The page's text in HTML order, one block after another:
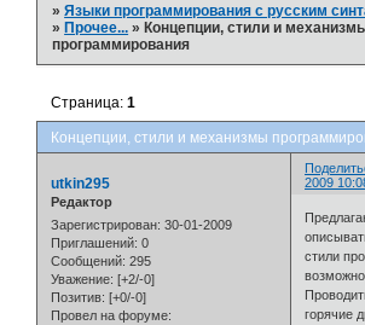
»Языки программирования с русским
»Прочее... »Концепции, стили и
программирования
Концепции, стили и механизмы
Страница:1
2009
utkin295
Редактор
Зарегистрирован: 30-01-2009
Приглашений: 0
Сообщений: 295
Уважение: [+2/-0]
Позитив: [+0/-0]
Провел на форуме:
стили
горячие